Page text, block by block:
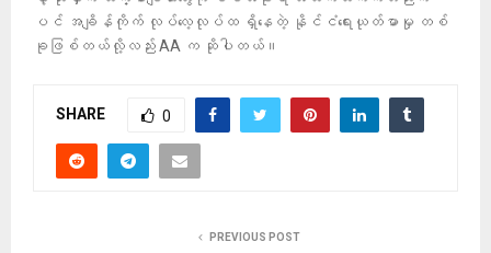
ပင် အချိန်ကိုက် လုပ်လေ့လုပ်ထ ရှိနေတဲ့ နိုင်ငံရေးယုတ်မာမှု တစ်
ခုဖြစ်တယ်လို့လည်း AA က ဆိုပါတယ်။
SHARE 0
PREVIOUS POST